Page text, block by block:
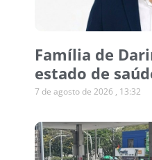
Família de
estado de
7 de agosto de 2026 13:32